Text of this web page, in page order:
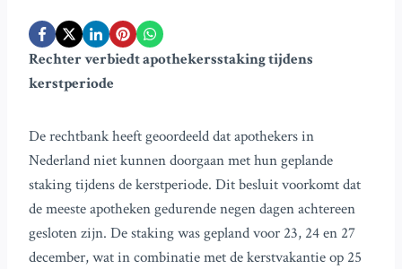
Rechter verbiedt apothekersstaking tijdens
kerstperiode
De rechtbank heeft geoordeeld dat apothekers in
Nederland niet kunnen doorgaan met hun geplande
staking tijdens de kerstperiode. Dit besluit voorkomt dat
de meeste apotheken gedurende negen dagen achtereen
gesloten zijn. De staking was gepland voor 23, 24 en 27
december, wat in combinatie met de kerstvakantie op 25